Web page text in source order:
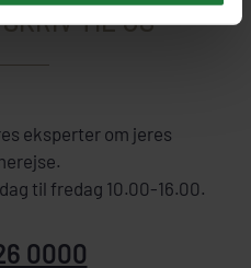
TIL OS
eksperter om jeres
til fredag 10.00-16.00.
0000